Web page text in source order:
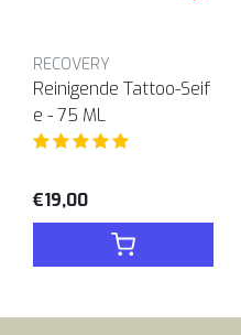
RECOVERY
Reinigende Tattoo-Seif
e - 75 ML
€19,00